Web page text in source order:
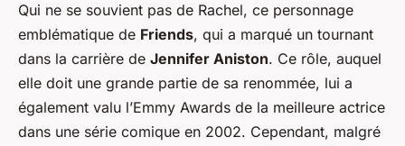
Qui ne se souvient pas de Rachel, ce personnage
emblématique de Friends, qui a marqué un tournant
dans la carrière de Jennifer Aniston. Ce rôle, auquel
elle doit une grande partie de sa renommée, lui a
également valu l’Emmy Awards de la meilleure actrice
dans une série comique en 2002. Cependant, malgré